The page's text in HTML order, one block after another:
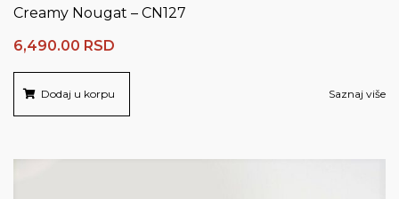
Creamy Nougat – CN127
6,490.00 RSD
Dodaj u korpu Saznaj više